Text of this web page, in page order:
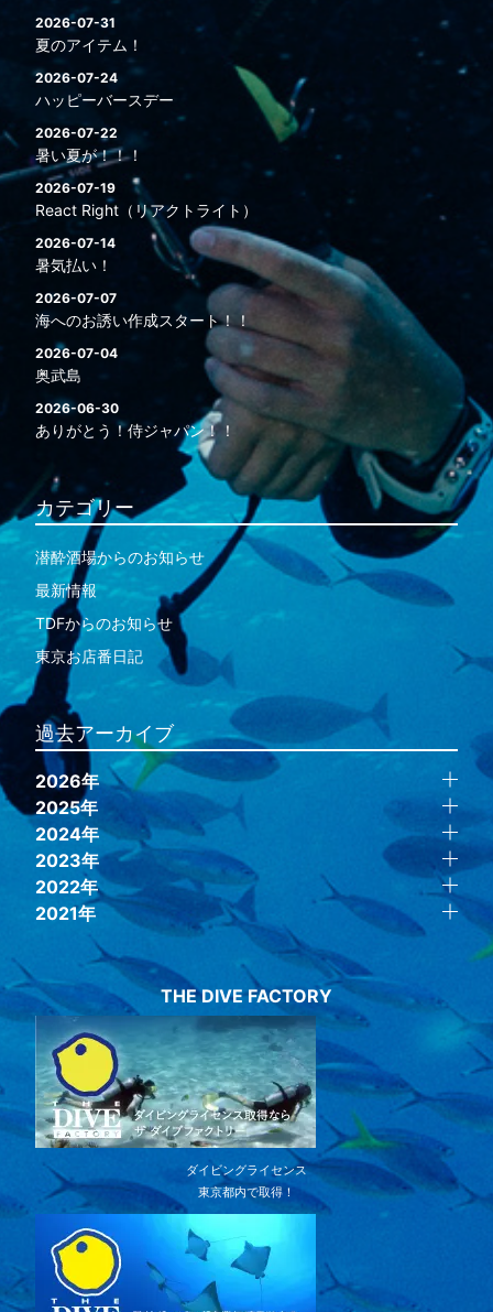
2026-07-31
夏のアイテム！
2026-07-24
ハッピーバースデー
2026-07-22
暑い夏が！！！
2026-07-19
React Right（リアクトライト）
2026-07-14
暑気払い！
2026-07-07
海へのお誘い作成スタート！！
2026-07-04
奥武島
2026-06-30
ありがとう！侍ジャパン！！
カテゴリー
潜酔酒場からのお知らせ
最新情報
TDFからのお知らせ
東京お店番日記
過去アーカイブ
2026年
2025年
2024年
2023年
2022年
2021年
THE DIVE FACTORY
ダイビングライセンス
東京都内で取得！